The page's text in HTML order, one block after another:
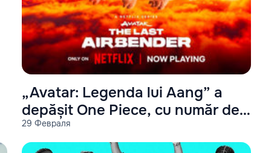
29 Февраля
„Avatar: Legenda lui Aang” a
depășit One Piece, cu număr de
vizualizări